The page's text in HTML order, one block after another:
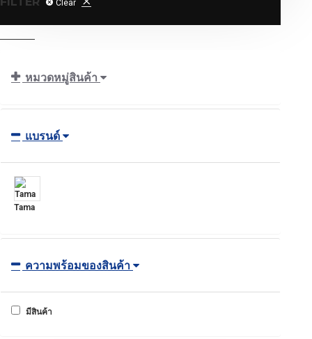
Clear
หมวดหมู่สินค้า
แบรนด์
Tama
ความพร้อมของสินค้า
มีสินค้า